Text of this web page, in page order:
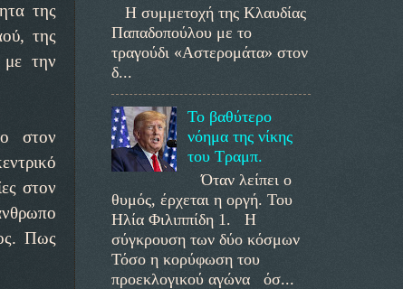
της
της
με την
στον
στον
Πως
Η συμμετοχή της Κλαυδίας
Παπαδοπούλου με το
τραγούδι «Αστερομάτα» στον
δ...
Το βαθύτερο
νόημα της νίκης
του Τραμπ.
Όταν λείπει ο
θυμός, έρχεται η οργή. Του
Ηλία Φιλιππίδη 1. Η
σύγκρουση των δύο κόσμων
Τόσο η κορύφωση του
προεκλογικού αγώνα όσ...